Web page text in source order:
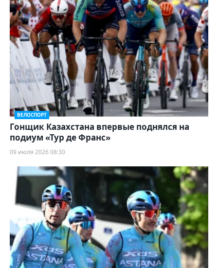
ВЕЛОСПОРТ
Гонщик Казахстана впервые поднялся на
подиум «Тур де Франс»
09 июля 2026 08:30